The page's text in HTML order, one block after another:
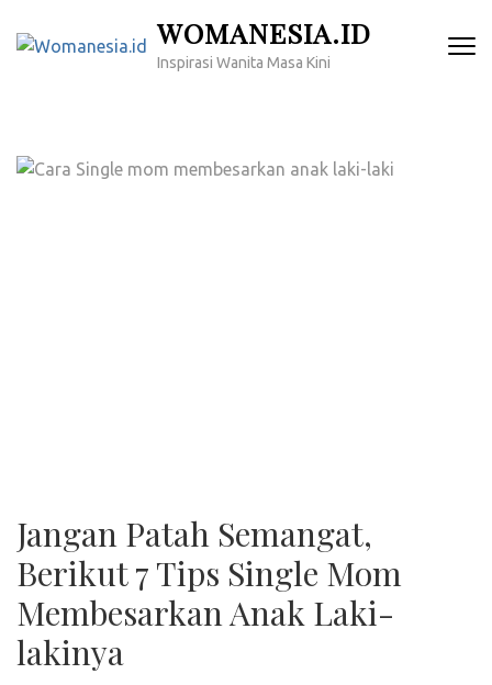
WOMANESIA.ID
Inspirasi Wanita Masa Kini
Jangan Patah Semangat,
Berikut 7 Tips Single Mom
Membesarkan Anak Laki-
lakinya